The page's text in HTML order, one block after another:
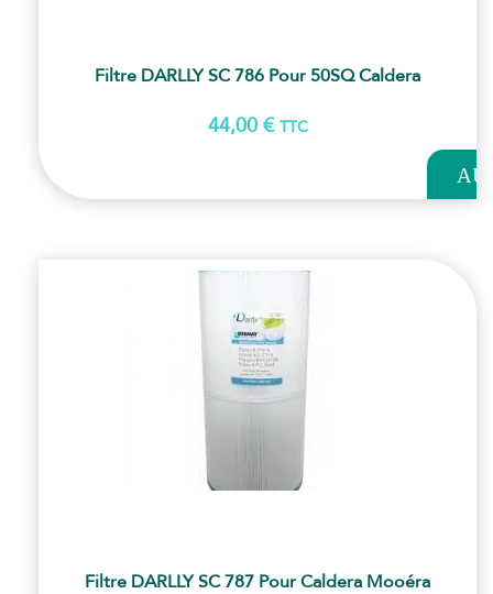
Filtre DARLLY SC 786 Pour 50SQ Caldera
44,00 € TTC
AU
Filtre DARLLY SC 787 Pour Caldera Mooéra